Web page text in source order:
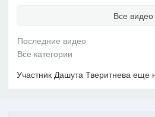
Все видео
Участник Дашута Тверитнева еще